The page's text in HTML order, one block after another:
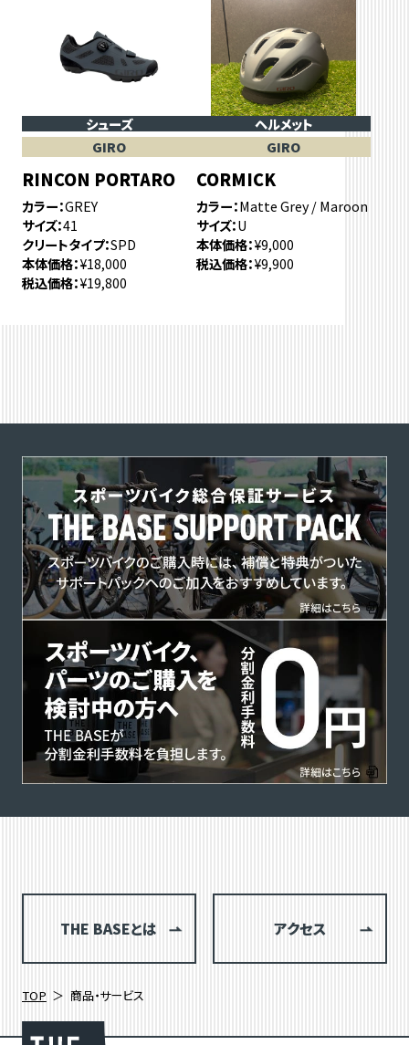
シューズ
GIRO
RINCON PORTARO
カラー GREY
サイズ 41
クリートタイプ SPD
本体価格 ¥18,000
税込価格 ¥19,800
ヘルメット
GIRO
CORMICK
カラー Matte Grey / Maroon
サイズ U
本体価格 ¥9,000
税込価格 ¥9,900
THE BASEとは アクセス
TOP 商品・サービス